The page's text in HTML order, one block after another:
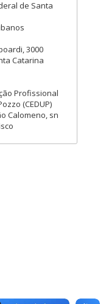
de Santa
3000
Catarina
Profissional
(CEDUP)
Calomeno, sn